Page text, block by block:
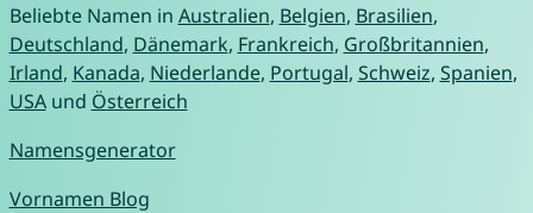
Beliebte Namen in Australien, Belgien, Brasilien,
Deutschland, Dänemark, Frankreich, Großbritannien,
Irland, Kanada, Niederlande, Portugal, Schweiz, Spanien,
USAund Österreich
Namensgenerator
Vornamen Blog